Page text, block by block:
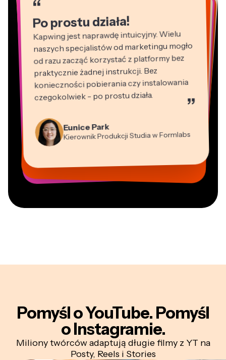
“
Po prostu działa!
Kapwing jest naprawdę intuicyjny. Wielu
naszych specjalistów od marketingu mogło
od razu zacząć korzystać z platformy bez
praktycznie żadnej instrukcji. Bez
konieczności pobierania czy instalowania
czegokolwiek - po prostu działa. ”
Eunice Park
Kierownik Produkcji Studia w Formlabs
AuthentIQMarketing.com
Panos Papagapiou
Wspólnik zarządzający w EPATHLON
Kerry-lee Farla
Gracie Peng
Martin James
Heidi Rae
Edukacja
Konsultant
Dina Segovia
Pomyśl o YouTube. Pomyśl
o Instagramie.
Miliony twórców adaptują długie filmy z YT na
Posty, Reels i Stories